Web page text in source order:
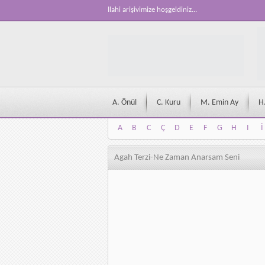
İlahi arişivimize hoşgeldiniz...
A. Önül C. Kuru M. Emin Ay
A B C Ç D E F G H I İ
A
B C Ç D E F G H I İ
Agah Terzi-Ne Zaman Anarsam Seni